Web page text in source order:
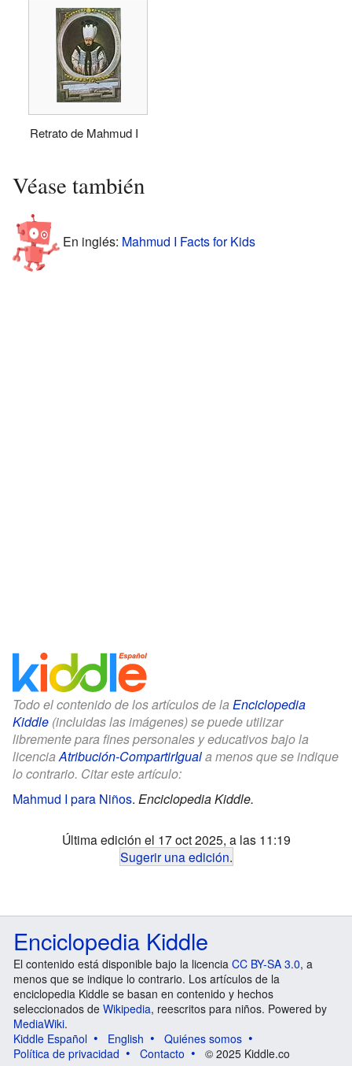
Retrato de Mahmud I
Véase también
En inglés: Mahmud I Facts for Kids
Todo el contenido de los artículos de la Enciclopedia
Kiddle (incluidas las imágenes) se puede utilizar
libremente para fines personales y educativos bajo la
licenciaAtribución-CompartirIguala menos que se indique
lo contrario. Citar este artículo:
Mahmud I para Niños. Enciclopedia Kiddle.
Última edición el 17 oct 2025, a las 11:19
Sugerir una edición.
Enciclopedia Kiddle
El contenido está disponible bajo la licencia CC BY-SA 3.0, a
menos que se indique lo contrario. Los artículos de la
enciclopedia Kiddle se basan en contenido y hechos
seleccionados de Wikipedia, reescritos para niños. Powered by
MediaWiki.
Kiddle Español
English
Quiénes somos
Política de privacidad
Contacto © 2025 Kiddle.co